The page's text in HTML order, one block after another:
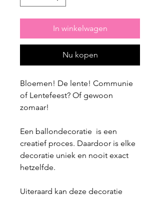
In winkelwagen
Nu kopen
Bloemen! De lente! Communie
of Lentefeest? Of gewoon
zomaar!
Een ballondecoratie is een
creatief proces. Daardoor is elke
decoratie uniek en nooit exact
hetzelfde.
Uiteraard kan deze decoratie